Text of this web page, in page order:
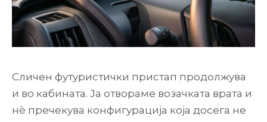
Сличен футуристички пристап продолжува
и во кабината. Ја отвораме возачката врата и
нè пречекува конфигурација која досега не